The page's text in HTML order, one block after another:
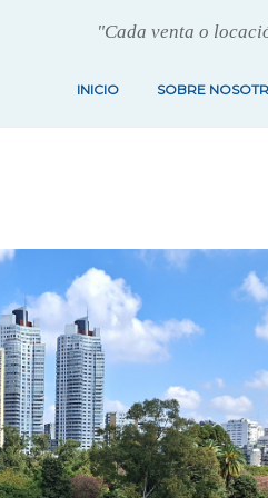
"Cada venta o
INICIO SOBRE